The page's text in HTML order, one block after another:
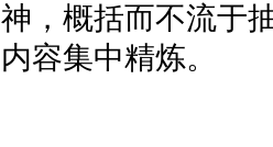
神，概括而不流于
内容集中精炼。